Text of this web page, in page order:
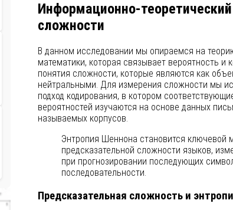
Информационно-
сложности
В данном исследовании мы опираемся на
математики, которая связывает вероятность и
понятия сложности, которые являются как
нейтральными. Для измерения сложности мы
подход кодирования, в котором
вероятностей изучаются на основе данных
называемых корпусов.
Энтропия Шеннона становится ключевой
предсказательной сложности языков,
при прогнозировании последующих
последовательности.
Предсказательная сложность и